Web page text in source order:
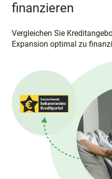
finanzieren
Vergleichen Sie
Expansion optimal zu